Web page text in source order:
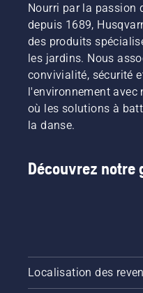
Nourri par la passion
depuis 1689,
des produits
les jardins. Nous
convivialité, sécurité
l'environnement avec
où les solutions à
la danse.
Découvrez notre
Localisation des